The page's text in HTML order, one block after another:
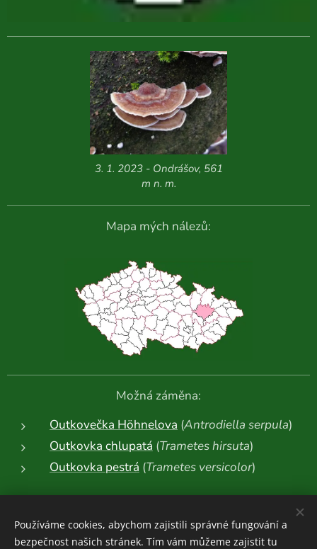
3. 1. 2023 - Ondrášov, 561
m n. m.
Mapa mých nálezů:
Možná záměna:
Outkovečka Höhnelova (Antrodiella serpula)
Outkovka chlupatá (Trametes hirsuta)
Outkovka pestrá (Trametes versicolor)
Další fotografie:
Používáme cookies, abychom zajistili správné fungování a
bezpečnost našich stránek. Tím vám můžeme zajistit tu